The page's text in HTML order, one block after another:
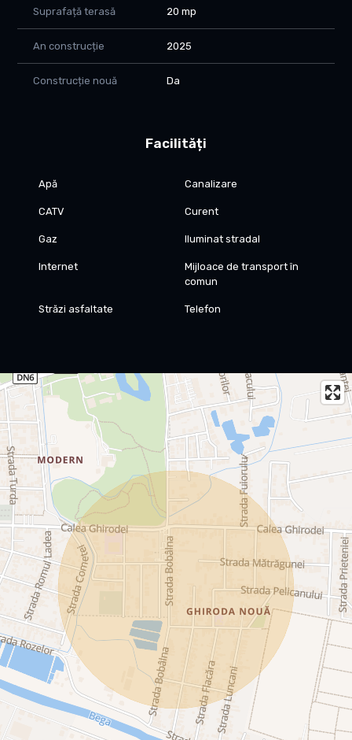
Suprafață terasă 20 mp
An construcție 2025
Construcție nouă Da
Facilități
Apă Canalizare
CATV Curent
Gaz Iluminat stradal
Internet
Mijloace de transport în
comun
Străzi asfaltate Telefon